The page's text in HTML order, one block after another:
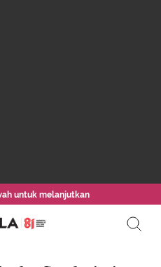
untuk melanjutkan